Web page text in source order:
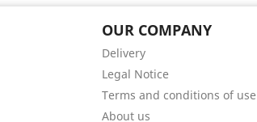
OUR COMPANY
Delivery
Legal Notice
Terms and conditions of use
About us